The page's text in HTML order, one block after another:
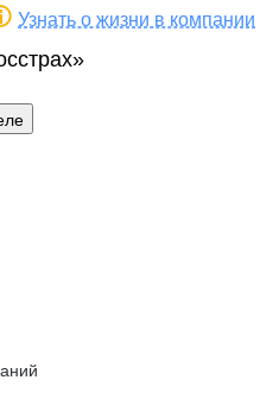
Узнать о жизни в компании